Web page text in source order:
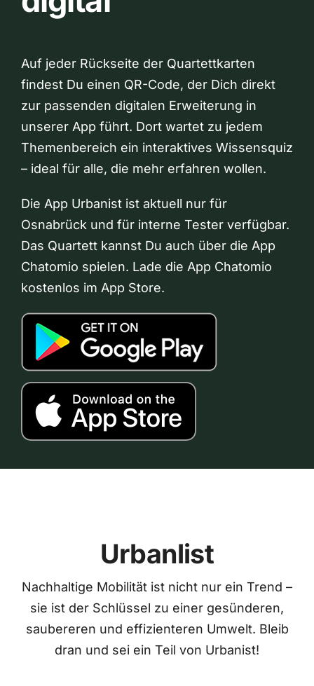
Auf jeder Rückseite der Quartettkarten
findest Du einen QR-Code, der Dich direkt
zur passenden digitalen Erweiterung in
unserer App führt. Dort wartet zu jedem
Themenbereich ein interaktives Wissensquiz
– ideal für alle, die mehr erfahren wollen.
Die App Urbanist ist aktuell nur für
Osnabrück und für interne Tester verfügbar.
Das Quartett kannst Du auch über die App
Chatomio spielen. Lade die App Chatomio
kostenlos im App Store.
Urbanlist
Nachhaltige Mobilität ist nicht nur ein Trend –
sie ist der Schlüssel zu einer gesünderen,
saubereren und effizienteren Umwelt. Bleib
dran und sei ein Teil von Urbanist!